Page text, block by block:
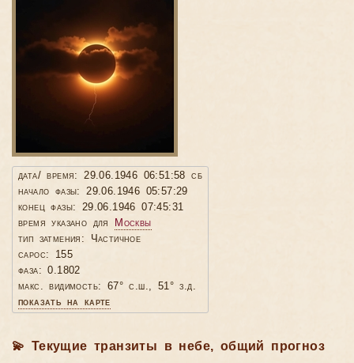
дата/ время: 29.06.1946 06:51:58 сб
начало фазы: 29.06.1946 05:57:29
конец фазы: 29.06.1946 07:45:31
время указано для Москвы
тип затмения: Частичное
сарос: 155
фаза: 0.1802
макс. видимость: 67° с.ш., 51° з.д.
показать на карте
💫 Текущие транзиты в небе, общий прогноз